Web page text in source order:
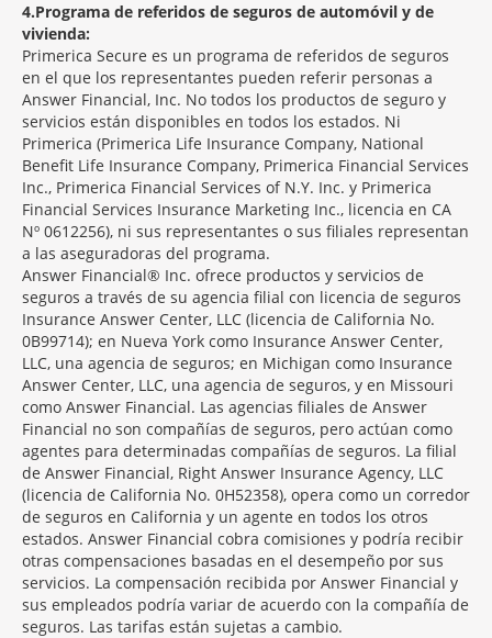
4 Programa de referidos de seguros de automóvil y de
vivienda:
Primerica Secure es un programa de referidos de seguros
en el que los representantes pueden referir personas a
Answer Financial, Inc. No todos los productos de seguro y
servicios están disponibles en todos los estados. Ni
Primerica (Primerica Life Insurance Company, National
Benefit Life Insurance Company, Primerica Financial Services
Inc., Primerica Financial Services of N.Y. Inc. y Primerica
Financial Services Insurance Marketing Inc., licencia en CA
Nº 0612256), ni sus representantes o sus filiales representan
a las aseguradoras del programa.
Answer Financial® Inc. ofrece productos y servicios de
seguros a través de su agencia filial con licencia de seguros
Insurance Answer Center, LLC (licencia de California No.
0B99714); en Nueva York como Insurance Answer Center,
LLC, una agencia de seguros; en Michigan como Insurance
Answer Center, LLC, una agencia de seguros, y en Missouri
como Answer Financial. Las agencias filiales de Answer
Financial no son compañías de seguros, pero actúan como
agentes para determinadas compañías de seguros. La filial
de Answer Financial, Right Answer Insurance Agency, LLC
(licencia de California No. 0H52358), opera como un corredor
de seguros en California y un agente en todos los otros
estados. Answer Financial cobra comisiones y podría recibir
otras compensaciones basadas en el desempeño por sus
servicios. La compensación recibida por Answer Financial y
sus empleados podría variar de acuerdo con la compañía de
seguros. Las tarifas están sujetas a cambio.